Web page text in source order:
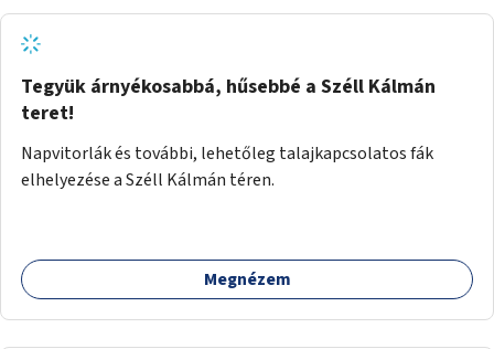
Tegyük árnyékosabbá, hűsebbé a Széll Kálmán
teret!
Napvitorlák és további, lehetőleg talajkapcsolatos fák
elhelyezése a Széll Kálmán téren.
Megnézem